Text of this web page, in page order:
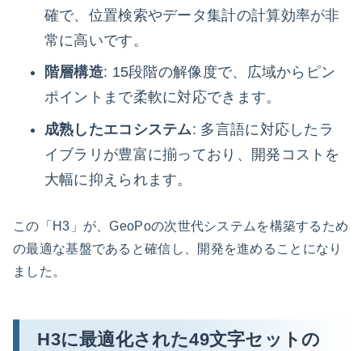
確で、位置検索やデータ集計の計算効率が非
常に高いです。
階層構造: 15段階の解像度で、広域からピン
ポイントまで柔軟に対応できます。
成熟したエコシステム: 多言語に対応したラ
イブラリが豊富に揃っており、開発コストを
大幅に抑えられます。
この「H3」が、GeoPoの次世代システムを構築するため
の最適な基盤であると確信し、開発を進めることになり
ました。
H3に最適化された49文字セットの